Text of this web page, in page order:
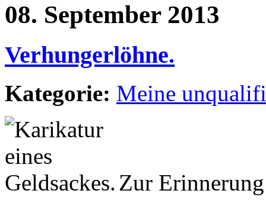
08. September 2013
Verhungerlöhne.
Kategorie: Meine
Zur